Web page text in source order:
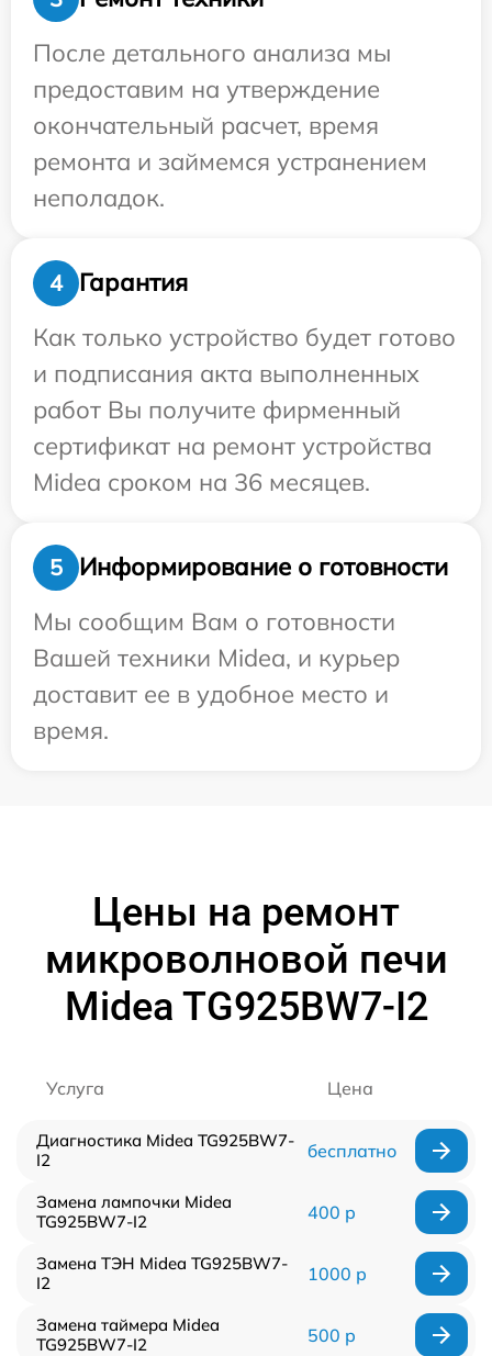
После детального анализа мы
предоставим на утверждение
окончательный расчет, время
ремонта и займемся устранением
неполадок.
4
Гарантия
Как только устройство будет готово
и подписания акта выполненных
работ Вы получите фирменный
сертификат на ремонт устройства
Midea сроком на 36 месяцев.
5
Информирование о готовности
Мы сообщим Вам о готовности
Вашей техники Midea, и курьер
доставит ее в удобное место и
время.
Цены на ремонт
микроволновой печи
Midea TG925BW7-I2
Услуга Цена
Диагностика Midea TG925BW7-
I2
бесплатно
Замена лампочки Midea
TG925BW7-I2
400 р
Замена ТЭН Midea TG925BW7-
I2
1000 р
Замена таймера Midea
TG925BW7-I2
500 р